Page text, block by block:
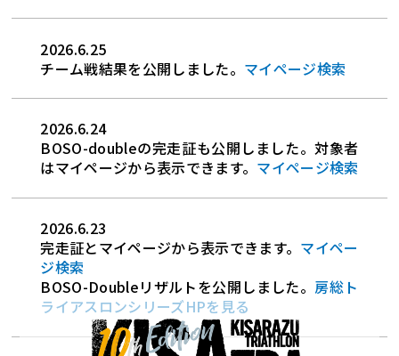
2026.6.25
チーム戦結果を公開しました。 マイページ検索
2026.6.24
BOSO-doubleの完走証も公開しました。対象者
はマイページから表示できます。 マイページ検索
2026.6.23
完走証とマイページから表示できます。 マイペー
ジ検索
BOSO-Doubleリザルトを公開しました。 房総ト
ライアスロンシリーズHPを見る